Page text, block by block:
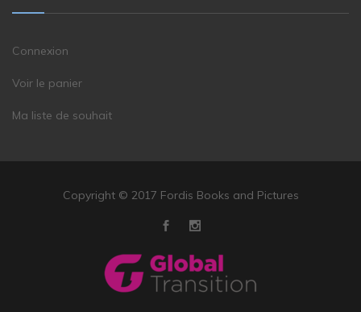
Connexion
Voir le panier
Ma liste de souhait
Copyright © 2017 Fordis Books and Pictures